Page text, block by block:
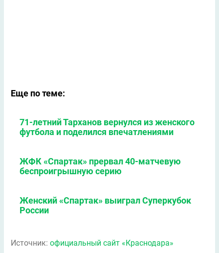
Еще по теме:
71-летний Тарханов вернулся из женского
футбола и поделился впечатлениями
ЖФК «Спартак» прервал 40-матчевую
беспроигрышную серию
Женский «Спартак» выиграл Суперкубок
России
Источник: официальный сайт «Краснодара»